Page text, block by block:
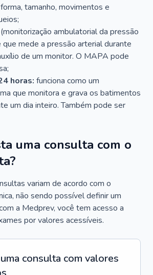
tamanho, movimentos e
(monitorização ambulatorial da pressão
que mede a pressão arterial durante
de um monitor. O MAPA pode
horas: funciona como um
que monitora e grava os batimentos
um dia inteiro. Também pode ser
uma consulta com o
variam de acordo com o
não sendo possível definir um
a Medprev, você tem acesso a
por valores acessíveis.
consulta com valores